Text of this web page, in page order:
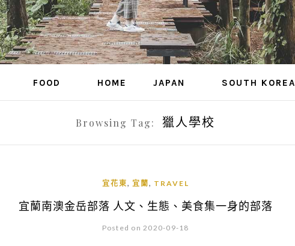
FOOD HOME JAPAN SOUTH KOREA
Browsing Tag: 獵人學校
宜花東, 宜蘭, TRAVEL
宜蘭南澳金岳部落 人文、生態、美食集一身的部落
Posted on 2020-09-18